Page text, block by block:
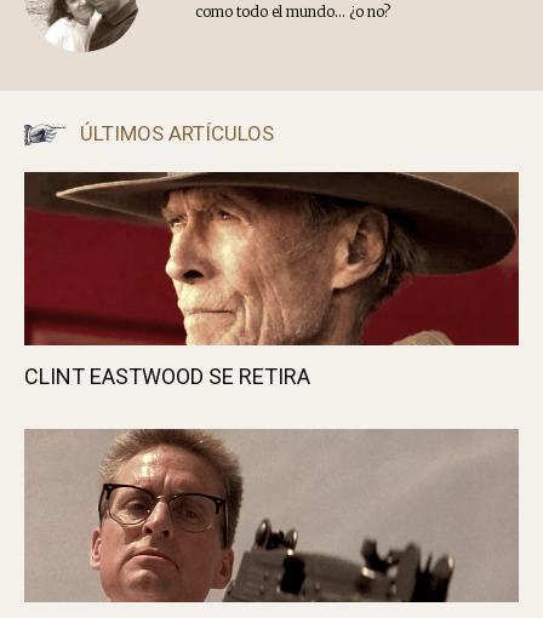
como todo el mundo... ¿o no?
ÚLTIMOS ARTÍCULOS
CLINT EASTWOOD SE RETIRA